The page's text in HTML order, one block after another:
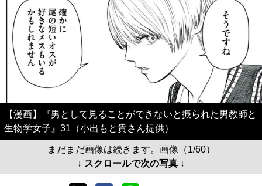
【漫画】『男として見ることができないと振られた男教師と
生物学女子』31（小出もと貴さん提供）
まだまだ画像は続きます。画像（1/60）
↓ スクロールで次の写真 ↓